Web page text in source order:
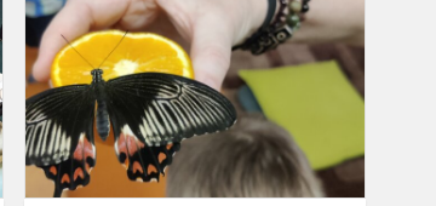
VAIKŲ
GYNIMO
DIENA
–
1C
KLASĖS
VIRTUALIOS
SU